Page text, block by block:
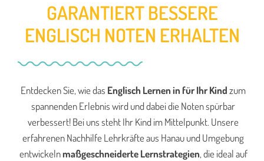
GARANTIERT BESSERE
ENGLISCH NOTEN ERHALTEN
Entdecken Sie, wie das Englisch Lernen in für Ihr Kindzum
spannenden Erlebnis wird und dabei die Noten spürbar
verbessert! Bei uns steht Ihr Kind im Mittelpunkt. Unsere
erfahrenen Nachhilfe Lehrkräfte aus Hanau und Umgebung
entwickelnmaßgeschneiderte Lernstrategien, die ideal auf